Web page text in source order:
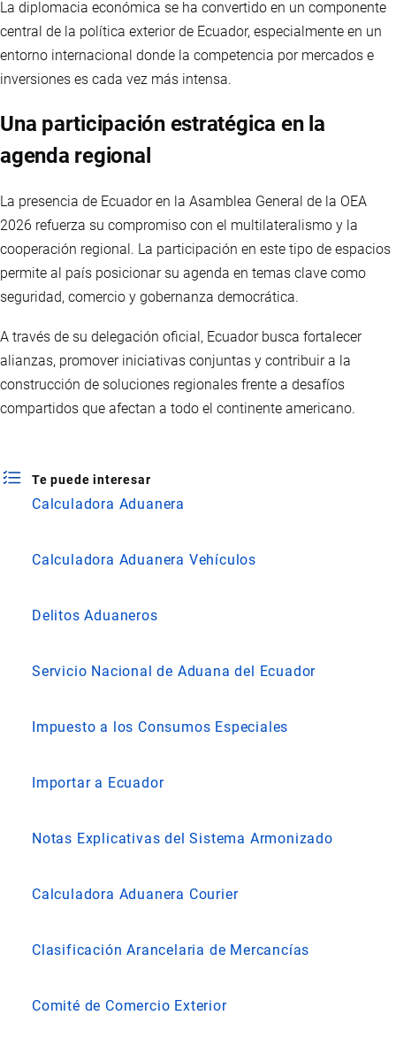
La diplomacia económica se ha convertido en un componente
central de la política exterior de Ecuador, especialmente en un
entorno internacional donde la competencia por mercados e
inversiones es cada vez más intensa.
Una participación estratégica en la
agenda regional
La presencia de Ecuador en la Asamblea General de la OEA
2026 refuerza su compromiso con el multilateralismo y la
cooperación regional. La participación en este tipo de espacios
permite al país posicionar su agenda en temas clave como
seguridad, comercio y gobernanza democrática.
A través de su delegación oficial, Ecuador busca fortalecer
alianzas, promover iniciativas conjuntas y contribuir a la
construcción de soluciones regionales frente a desafíos
compartidos que afectan a todo el continente americano.
Te puede interesar
Calculadora Aduanera
Calculadora Aduanera Vehículos
Delitos Aduaneros
Servicio Nacional de Aduana del Ecuador
Impuesto a los Consumos Especiales
Importar a Ecuador
Notas Explicativas del Sistema Armonizado
Calculadora Aduanera Courier
Clasificación Arancelaria de Mercancías
Comité de Comercio Exterior